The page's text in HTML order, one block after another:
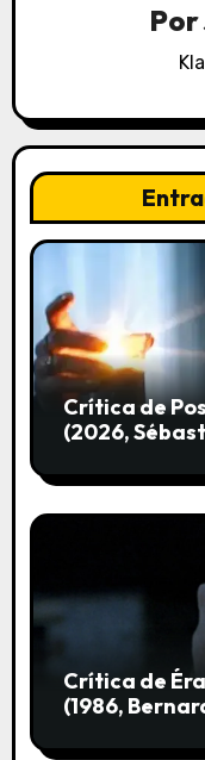
d
e
n
t
r
a
a
Por
Crítica de
(2026,
Crítica de
(1986,